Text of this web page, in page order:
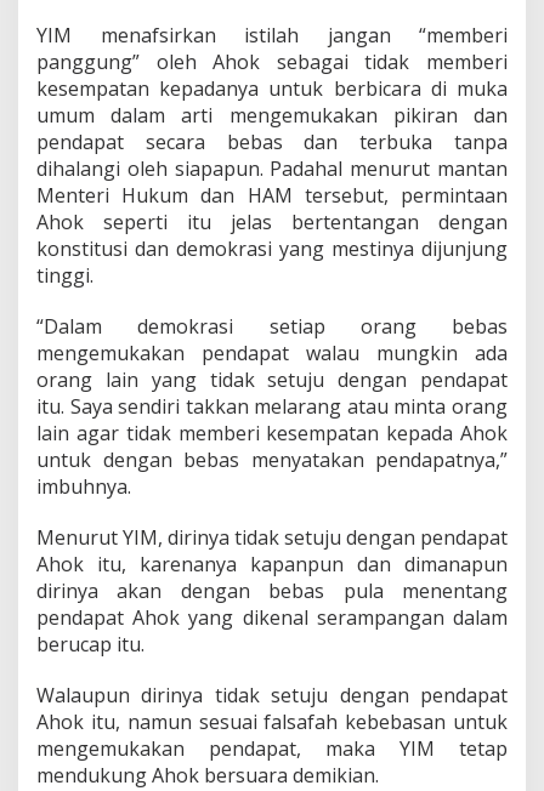
M
i
n
t
a
P
u
b
l
i
k
B
i
"
P
a
n
g
g
g
"
P
a
d
o
k
YIM menafsirkan istilah jangan “memberi
panggung” oleh Ahok sebagai tidak memberi
kesempatan kepadanya untuk berbicara di muka
umum dalam arti mengemukakan pikiran dan
pendapat secara bebas dan terbuka tanpa
dihalangi oleh siapapun. Padahal menurut mantan
Menteri Hukum dan HAM tersebut, permintaan
Ahok seperti itu jelas bertentangan dengan
konstitusi dan demokrasi yang mestinya dijunjung
tinggi.
“Dalam demokrasi setiap orang bebas
mengemukakan pendapat walau mungkin ada
orang lain yang tidak setuju dengan pendapat
itu. Saya sendiri takkan melarang atau minta orang
lain agar tidak memberi kesempatan kepada Ahok
untuk dengan bebas menyatakan pendapatnya,”
imbuhnya.
Menurut YIM, dirinya tidak setuju dengan pendapat
Ahok itu, karenanya kapanpun dan dimanapun
dirinya akan dengan bebas pula menentang
pendapat Ahok yang dikenal serampangan dalam
berucap itu.
Walaupun dirinya tidak setuju dengan pendapat
Ahok itu, namun sesuai falsafah kebebasan untuk
mengemukakan pendapat, maka YIM tetap
mendukung Ahok bersuara demikian.